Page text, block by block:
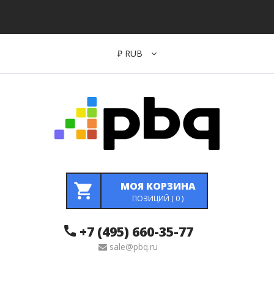
₽ RUB
МОЯ КОРЗИНА
ПОЗИЦИЙ ( 0)
+7 (495) 660-35-77
sale@pbq.ru